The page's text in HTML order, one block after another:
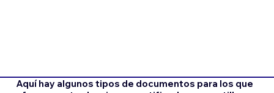
Aquí hay algunos tipos de documentos para los que